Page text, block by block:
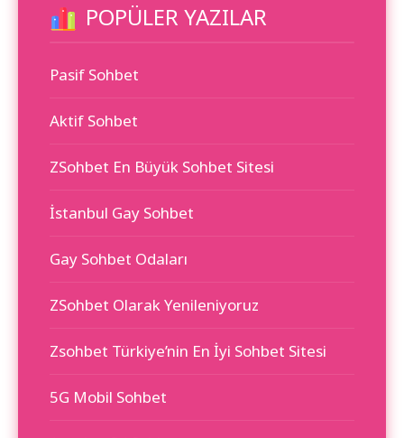
POPÜLER YAZILAR
Pasif Sohbet
Aktif Sohbet
ZSohbet En Büyük Sohbet Sitesi
İstanbul Gay Sohbet
Gay Sohbet Odaları
ZSohbet Olarak Yenileniyoruz
Zsohbet Türkiye’nin En İyi Sohbet Sitesi
5G Mobil Sohbet